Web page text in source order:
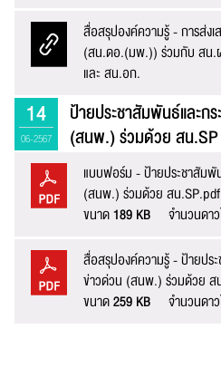
สื่อสรุปองค์ความรู้ - การส่ง
(สน.ดอ.(มพ.)) ร่วมกับ สน
และ สน.อก.
14
06-2567
ป้ายประชาสัมพันธ์และก
(สนพ.) ร่วมด้วย สน.SP
แบบฟอร์ม - ป้ายประชาสัมพั
(สนพ.) ร่วมด้วย สน.SP.pdf
ขนาด189 KB จำนวนดา
สื่อสรุปองค์ความรู้ - ป้ายปร
ข่าวด่วน (สนพ.) ร่วมด้วย ส
ขนาด259 KB จำนวนดา
ส่งข้อความ ล้างข้